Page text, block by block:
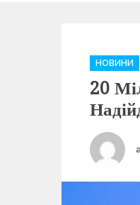
C
a
t
e
g
o
r
НОВИНИ
20